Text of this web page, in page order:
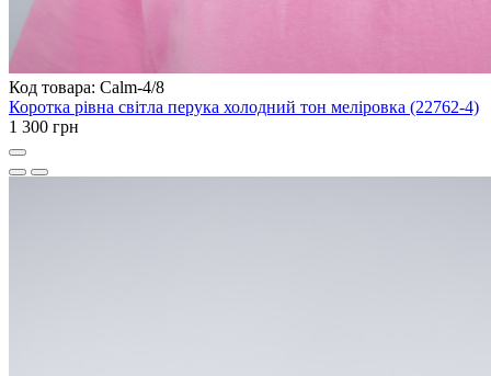
Код товара: Calm-4/8
Коротка рівна світла перука холодний тон меліровка (22762-4)
1 300 грн